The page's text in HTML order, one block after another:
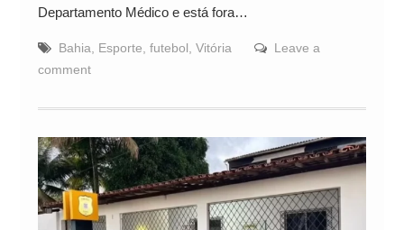
Departamento Médico e está fora…
Bahia, Esporte, futebol, Vitória
Leave a
comment